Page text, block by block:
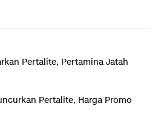
Pertalite, Pertamina Jatah
Pertalite, Harga Promo